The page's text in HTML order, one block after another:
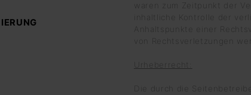
waren zum Zeitpunkt der
inhaltliche Kontrolle der
Anhaltspunkte einer
von Rechtsverletzungen
Die durch die